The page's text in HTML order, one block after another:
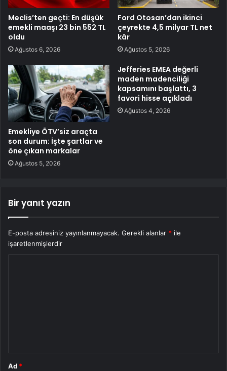
Meclis’ten geçti: En düşük
emekli maaşı 23 bin 552 TL
oldu
Ağustos 6, 2026
Ford Otosan’dan ikinci
çeyrekte 4,5 milyar TL net
kâr
Ağustos 5, 2026
Emekliye ÖTV’siz araçta
son durum: İşte şartlar ve
öne çıkan markalar
Ağustos 5, 2026
Jefferies EMEA değerli
maden madenciliği
kapsamını başlattı, 3
favori hisse açıkladı
Ağustos 4, 2026
Bir yanıt yazın
E-posta adresiniz yayınlanmayacak. Gerekli alanlar * ile
işaretlenmişlerdir
Ad *